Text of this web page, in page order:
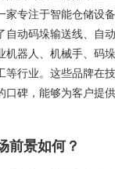
家专注于智能仓储设
自动码垛输送线、自
机器人、机械手、码
等行业。这些品牌在
口碑，能够为客户提
前景如何？